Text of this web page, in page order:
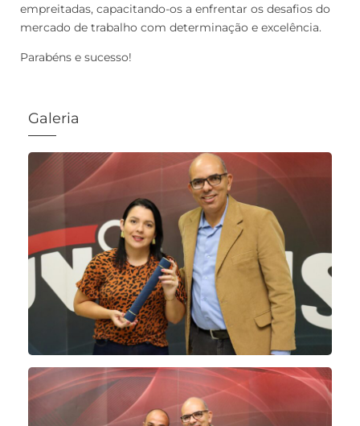
empreitadas, capacitando-os a enfrentar os desafios do
mercado de trabalho com determinação e excelência.
Parabéns e sucesso!
Galeria